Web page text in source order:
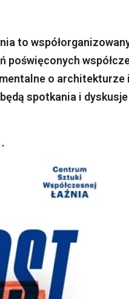
to
poświęconych
o
spotkania i